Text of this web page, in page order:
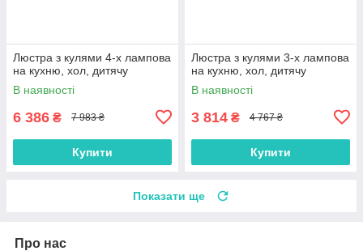
Люстра з кулями 4-х лампова
на кухню, хол, дитячу
В наявності
6 386 ₴ 7 983 ₴
Купити
Люстра з кулями 3-х лампова
на кухню, хол, дитячу
В наявності
3 814 ₴ 4 767 ₴
Купити
Показати ще
Про нас